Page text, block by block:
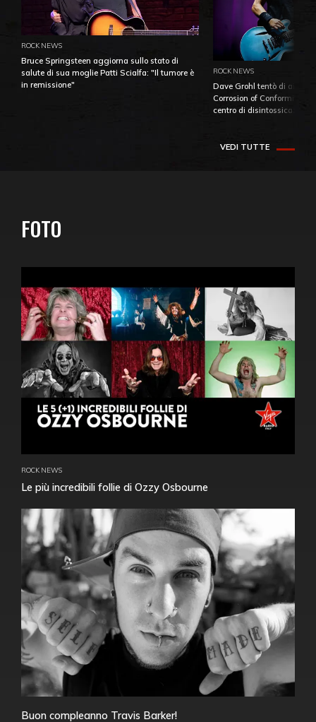
ROCK NEWS
Bruce Springsteen aggiorna sullo stato di
salute di sua moglie Patti Scialfa: "Il tumore è
in remissione"
ROCK NEWS
Dave Grohl tentò di
Corrosion of Conformity
centro di
VEDI TUTTE
FOTO
ROCK NEWS
Le più incredibili follie di Ozzy Osbourne
Buon compleanno Travis Barker!